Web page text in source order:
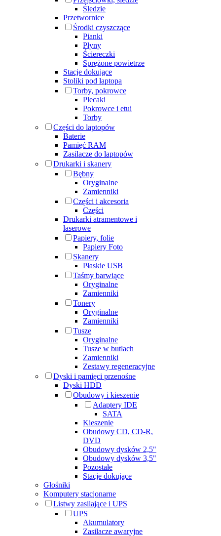
Śledzie
Przetwornice
Środki czyszczące
Pianki
Płyny
Ściereczki
Sprężone powietrze
Stacje dokujące
Stoliki pod laptopa
Torby, pokrowce
Plecaki
Pokrowce i etui
Torby
Części do laptopów
Baterie
Pamięć RAM
Zasilacze do laptopów
Drukarki i skanery
Bębny
Oryginalne
Zamienniki
Części i akcesoria
Części
Drukarki atramentowe i
laserowe
Papiery, folie
Papiery Foto
Skanery
Płaskie USB
Taśmy barwiące
Oryginalne
Zamienniki
Tonery
Oryginalne
Zamienniki
Tusze
Oryginalne
Tusze w butlach
Zamienniki
Zestawy regeneracyjne
Dyski i pamięci przenośne
Dyski HDD
Obudowy i kieszenie
Adaptery IDE
SATA
Kieszenie
Obudowy CD, CD-R,
DVD
Obudowy dysków 2,5"
Obudowy dysków 3,5"
Pozostałe
Stacje dokujące
Głośniki
Komputery stacjonarne
Listwy zasilające i UPS
UPS
Akumulatory
Zasilacze awaryjne